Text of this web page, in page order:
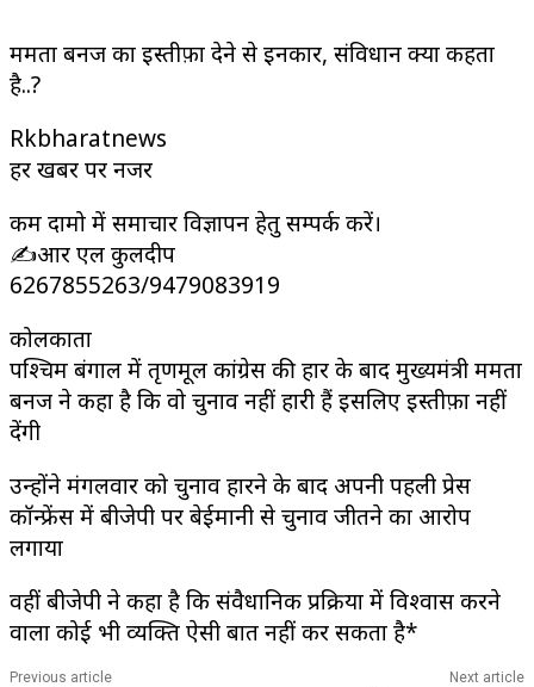
ममता बनर्जी का इस्तीफ़ा देने से इनकार, संविधान क्या कहता
है..?
Rkbharatnews
हर खबर पर नजर
कम दामो में समाचार विज्ञापन हेतु सम्पर्क करें।
✍️आर एल कुलदीप
6267855263/9479083919
कोलकाता
पश्चिम बंगाल में तृणमूल कांग्रेस की हार के बाद मुख्यमंत्री ममता
बनर्जी ने कहा है कि वो चुनाव नहीं हारी हैं इसलिए इस्तीफ़ा नहीं
देंगी
उन्होंने मंगलवार को चुनाव हारने के बाद अपनी पहली प्रेस
कॉन्फ्रेंस में बीजेपी पर बेईमानी से चुनाव जीतने का आरोप
लगाया
वहीं बीजेपी ने कहा है कि संवैधानिक प्रक्रिया में विश्वास करने
वाला कोई भी व्यक्ति ऐसी बात नहीं कर सकता है*
Previous article Next article